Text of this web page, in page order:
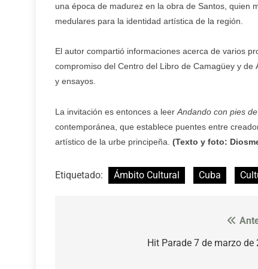
una época de madurez en la obra de Santos, quien
medulares para la identidad artística de la región.
El autor compartió informaciones acerca de varios
compromiso del Centro del Libro de Camagüey y
y ensayos.
La invitación es entonces a leer Andando con pies
contemporánea, que establece puentes entre
artístico de la urbe principeña. (Texto y foto:
Etiquetado: Ámbito Cultural Cuba
Hit Parade 7 de marzo de